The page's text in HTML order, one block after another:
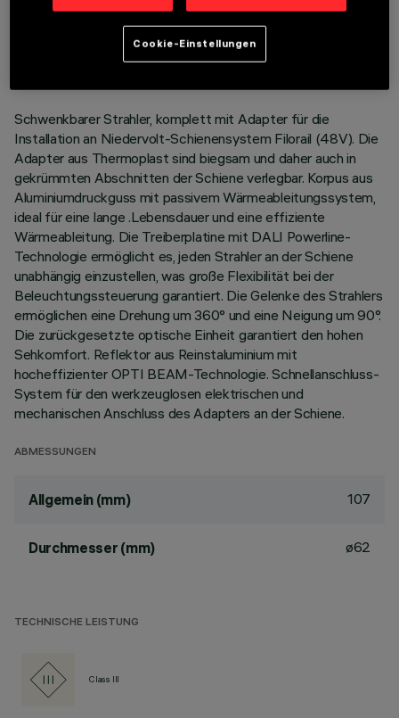
TECHNISCHE DATEN
LETZTES UPDATE: 03.08.2026
Schwenkbarer Strahler, komplett mit Adapter für die
Installation an Niedervolt-Schienensystem Filorail (48V). Die
Adapter aus Thermoplast sind biegsam und daher auch in
gekrümmten Abschnitten der Schiene verlegbar. Korpus aus
Aluminiumdruckguss mit passivem Wärmeableitungssystem,
ideal für eine lange .Lebensdauer und eine effiziente
Wärmeableitung. Die Treiberplatine mit DALI Powerline-
Technologie ermöglicht es, jeden Strahler an der Schiene
unabhängig einzustellen, was große Flexibilität bei der
Beleuchtungssteuerung garantiert. Die Gelenke des Strahlers
ermöglichen eine Drehung um 360° und eine Neigung um 90°.
Die zurückgesetzte optische Einheit garantiert den hohen
Sehkomfort. Reflektor aus Reinstaluminium mit
hocheffizienter OPTI BEAM-Technologie. Schnellanschluss-
System für den werkzeuglosen elektrischen und
mechanischen Anschluss des Adapters an der Schiene.
ABMESSUNGEN
Allgemein (mm) 107
Durchmesser (mm) ø62
TECHNISCHE LEISTUNG
Class III
Cookie-Einstellungen